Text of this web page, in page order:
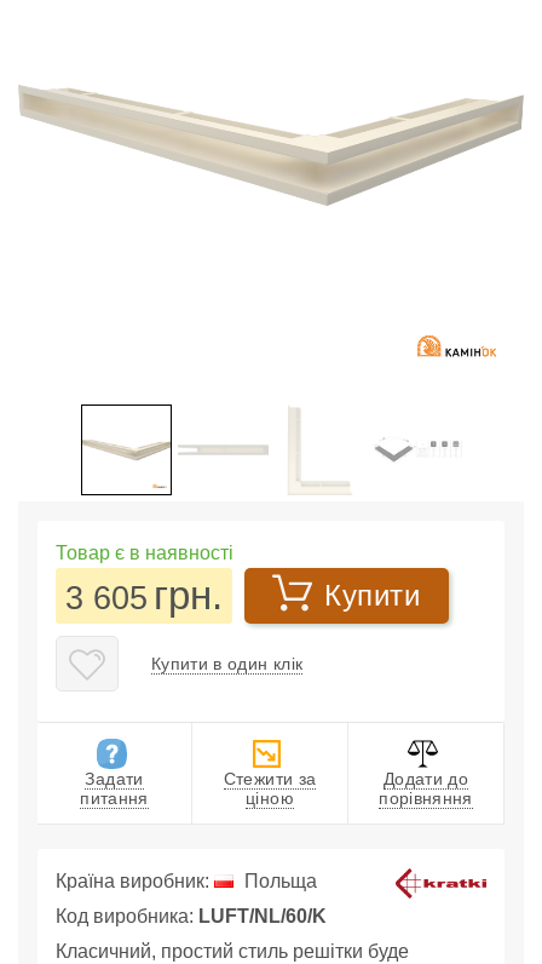
Товар є в наявності
3 605 грн. Купити
Купити в один клік
Задати
питання
Стежити за
ціною
Додати до
порівняння
Країна виробник:
Польща
Код виробника: LUFT/NL/60/K
Класичний, простий стиль решітки буде